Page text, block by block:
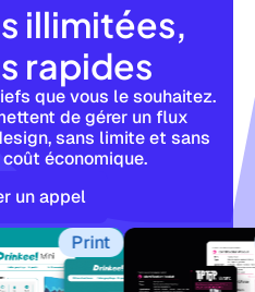
illimitées,
rapides
que vous le souhaitez.
de gérer un flux
sans limite et sans
économique.
un appel
Print